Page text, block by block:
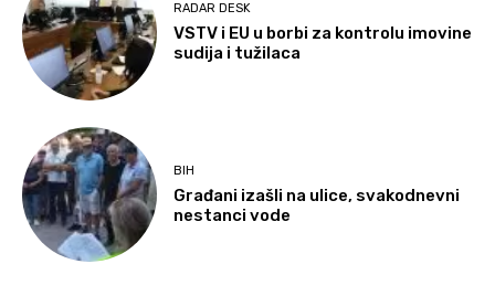
RADAR DESK
VSTV i EU u borbi za kontrolu imovine
sudija i tužilaca
BIH
Građani izašli na ulice, svakodnevni
nestanci vode